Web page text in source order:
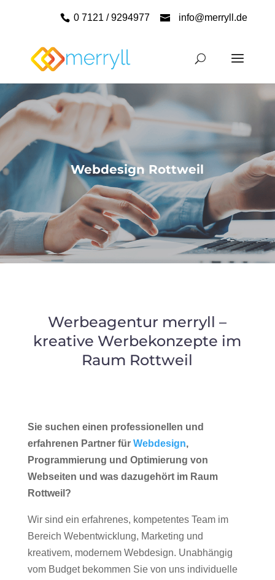
0 7121 / 9294977 info@merryll.de
Webdesign Rottweil
Werbeagentur merryll –
kreative Werbekonzepte im
Raum Rottweil
Sie suchen einen professionellen und
erfahrenen Partner für Webdesign,
Programmierung und Optimierung von
Webseiten und was dazugehört im Raum
Rottweil?
Wir sind ein erfahrenes, kompetentes Team im
Bereich Webentwicklung, Marketing und
kreativem, modernem Webdesign. Unabhängig
vom Budget bekommen Sie von uns individuelle